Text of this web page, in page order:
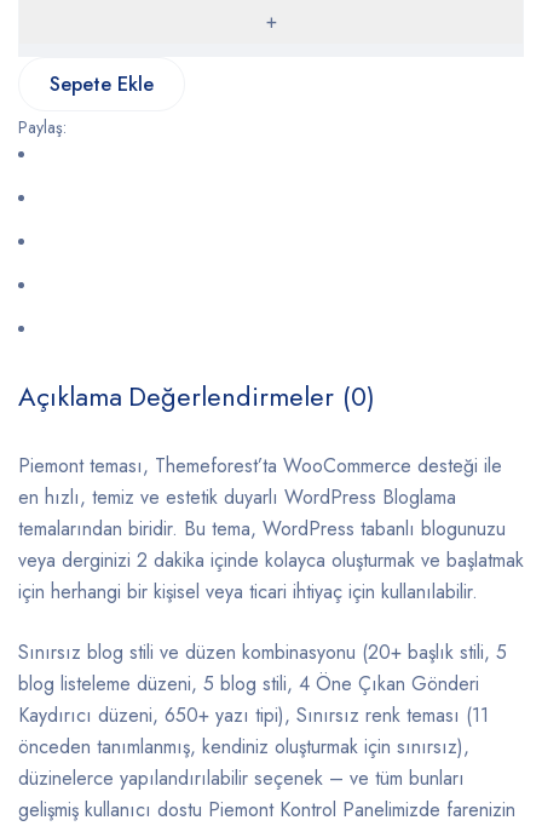
Sepete Ekle
Paylaş:
Açıklama Değerlendirmeler (0)
Piemont teması, Themeforest’ta WooCommerce desteği ile
en hızlı, temiz ve estetik duyarlı WordPress Bloglama
temalarından biridir. Bu tema, WordPress tabanlı blogunuzu
veya derginizi 2 dakika içinde kolayca oluşturmak ve başlatmak
için herhangi bir kişisel veya ticari ihtiyaç için kullanılabilir.
Sınırsız blog stili ve düzen kombinasyonu (20+ başlık stili, 5
blog listeleme düzeni, 5 blog stili, 4 Öne Çıkan Gönderi
Kaydırıcı düzeni, 650+ yazı tipi), Sınırsız renk teması (11
önceden tanımlanmış, kendiniz oluşturmak için sınırsız),
düzinelerce yapılandırılabilir seçenek – ve tüm bunları
gelişmiş kullanıcı dostu Piemont Kontrol Panelimizde farenizin